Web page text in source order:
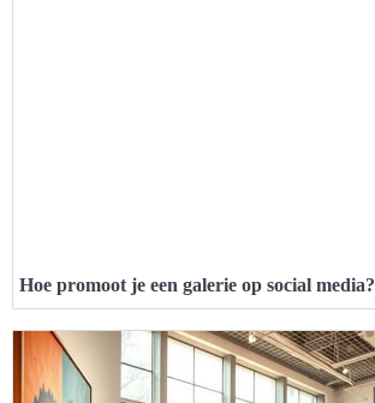
Hoe promoot je een galerie op social media?